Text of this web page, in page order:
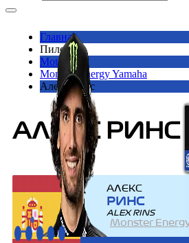
Главная
Пилоты
Moto GP
Monster Energy Yamaha
Алекс Ринс
АЛЕКС РИНС
АЛЕКС
РИНС
ALEX RINS
Monster